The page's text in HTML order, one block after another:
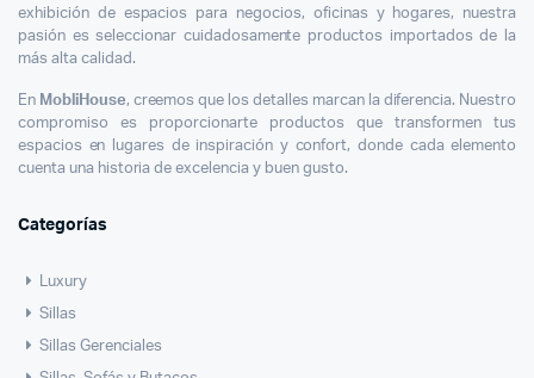
exhibición de espacios para negocios, oficinas y hogares, nuestra
pasión es seleccionar cuidadosamente productos importados de la
más alta calidad.
En MobliHouse, creemos que los detalles marcan la diferencia. Nuestro
compromiso es proporcionarte productos que transformen tus
espacios en lugares de inspiración y confort, donde cada elemento
cuenta una historia de excelencia y buen gusto.
Categorías
Luxury
Sillas
Sillas Gerenciales